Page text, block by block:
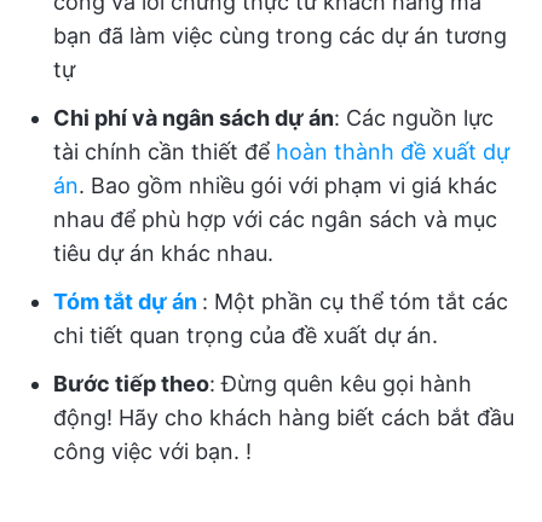
bạn đã làm việc cùng trong các dự án tương
tự
Chi phí và ngân sách dự án: Các nguồn lực
tài chính cần thiết để hoàn thành đề xuất dự
án. Bao gồm nhiều gói với phạm vi giá khác
nhau để phù hợp với các ngân sách và mục
tiêu dự án khác nhau.
Tóm tắt dự án : Một phần cụ thể tóm tắt các
chi tiết quan trọng của đề xuất dự án.
Bước tiếp theo: Đừng quên kêu gọi hành
động! Hãy cho khách hàng biết cách bắt đầu
công việc với bạn. !